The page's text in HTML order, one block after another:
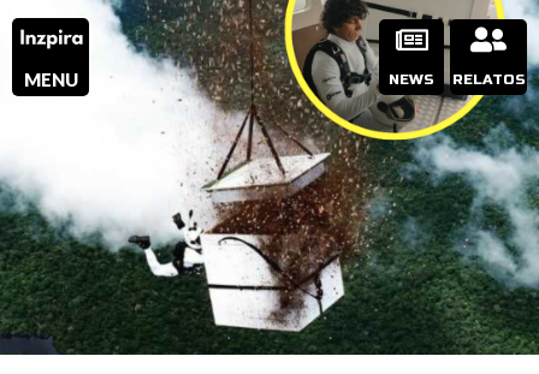
MENU NEWS RELATOS